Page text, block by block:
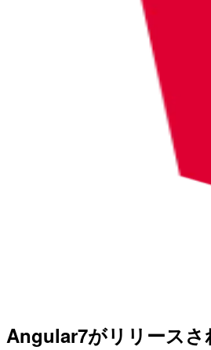
Angular7がリリースさ